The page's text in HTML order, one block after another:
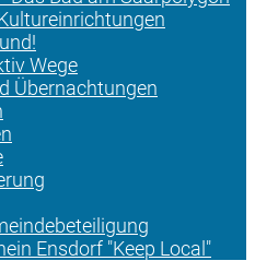
Wege
Übernachtungen
Ensdorf "Keep Local"